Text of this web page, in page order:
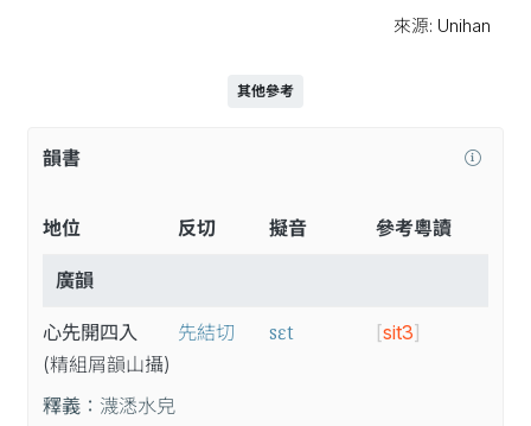
來源: Unihan
其他參考
韻書
地位 反切 擬音 參考粵讀
廣韻
心先開四入
(精組屑韻山攝)
先結切 sɛt [sit3]
釋義： 瀎㴽水皃